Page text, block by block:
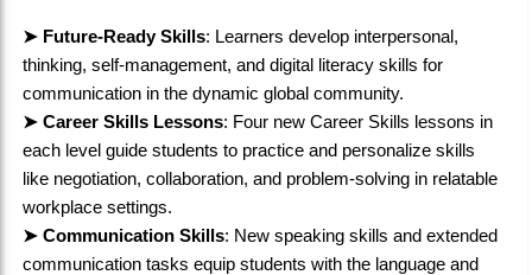
➤ Future-Ready Skills: Learners develop interpersonal,
thinking, self-management, and digital literacy skills for
communication in the dynamic global community.
➤ Career Skills Lessons: Four new Career Skills lessons in
each level guide students to practice and personalize skills
like negotiation, collaboration, and problem-solving in relatable
workplace settings.
➤ Communication Skills: New speaking skills and extended
communication tasks equip students with the language and